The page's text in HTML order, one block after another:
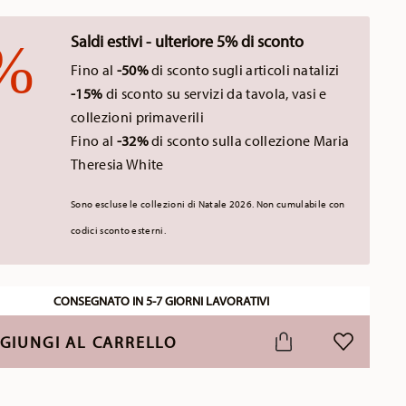
Saldi estivi - ulteriore 5% di sconto
Fino al -50%di sconto sugli articoli natalizi
-15% di sconto su servizi da tavola, vasi e
collezioni primaverili
Fino al -32%di sconto sulla collezione Maria
Theresia White
Sono escluse le collezioni di Natale 2026. Non cumulabile con
codici sconto esterni.
CONSEGNATO IN 5-7 GIORNI LAVORATIVI
AL CARRELLO LISTA